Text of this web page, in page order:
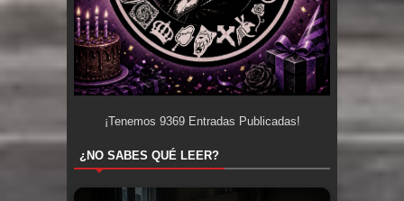
¡Tenemos 9369Entradas Publicadas!
¿NO SABES QUÉ LEER?